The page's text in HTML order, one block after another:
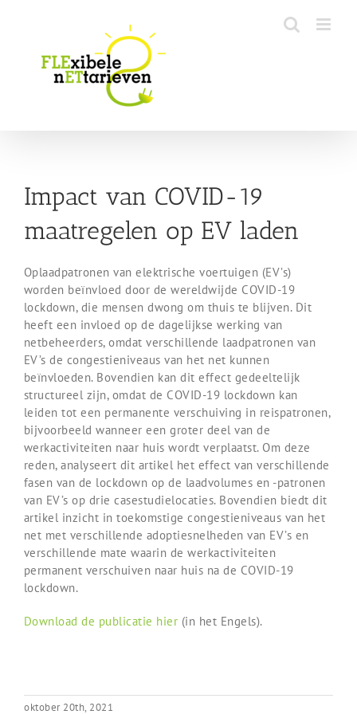
Impact van COVID-19
maatregelen op EV laden
Oplaadpatronen van elektrische voertuigen (EV’s)
worden beïnvloed door de wereldwijde COVID-19
lockdown, die mensen dwong om thuis te blijven. Dit
heeft een invloed op de dagelijkse werking van
netbeheerders, omdat verschillende laadpatronen van
EV’s de congestieniveaus van het net kunnen
beïnvloeden. Bovendien kan dit effect gedeeltelijk
structureel zijn, omdat de COVID-19 lockdown kan
leiden tot een permanente verschuiving in reispatronen,
bijvoorbeeld wanneer een groter deel van de
werkactiviteiten naar huis wordt verplaatst. Om deze
reden, analyseert dit artikel het effect van verschillende
fasen van de lockdown op de laadvolumes en -patronen
van EV’s op drie casestudielocaties. Bovendien biedt dit
artikel inzicht in toekomstige congestieniveaus van het
net met verschillende adoptiesnelheden van EV’s en
verschillende mate waarin de werkactiviteiten
permanent verschuiven naar huis na de COVID-19
lockdown.
Download de publicatie hier (in het Engels).
oktober 20th, 2021